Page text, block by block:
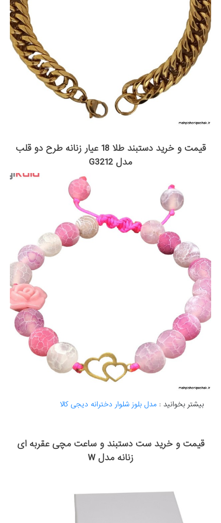
قیمت و خرید دستبند طلا 18 عیار زنانه طرح دو قلب
مدل G3212
بیشتر بخوانید : مدل بلوز شلوار دخترانه دیجی کالا
قیمت و خرید ست دستبند و ساعت مچی عقربه ای
زنانه مدل W